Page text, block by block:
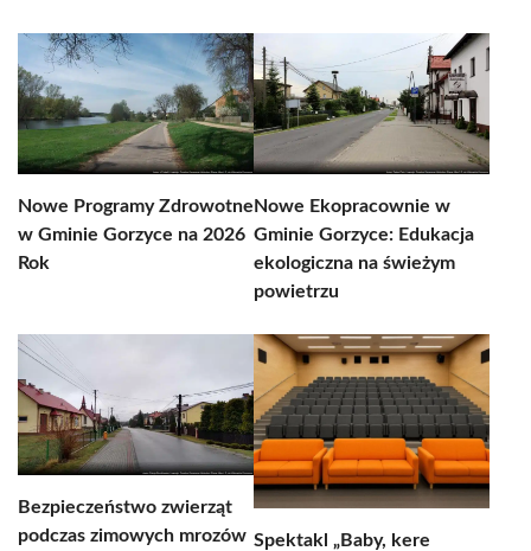
Nowe Programy Zdrowotne
w Gminie Gorzyce na 2026
Rok
Nowe Ekopracownie w
Gminie Gorzyce: Edukacja
ekologiczna na świeżym
powietrzu
Bezpieczeństwo zwierząt
podczas zimowych mrozów Spektakl „Baby, kere